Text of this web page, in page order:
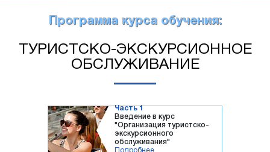
Программа курса обучения:
ТУРИСТСКО-ЭКСКУРСИОННОЕ
ОБСЛУЖИВАНИЕ
Часть 1
Введение в курс
"Организация туристско-
экскурсионного
обслуживания"
Подробнее